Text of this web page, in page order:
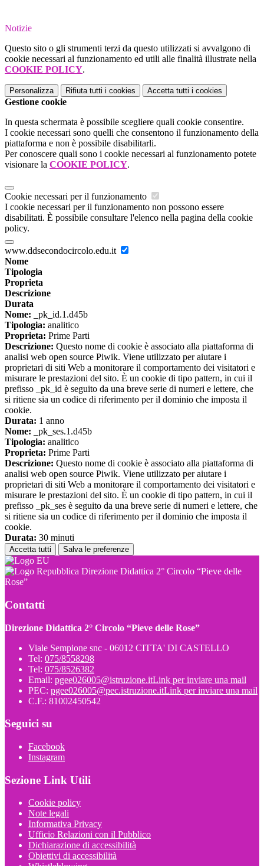
Notizie
Questo sito o gli strumenti terzi da questo utilizzati si avvalgono di
cookie necessari al funzionamento ed utili alle finalità illustrate nella
COOKIE POLICY.
Personalizza Rifiuta tutti i cookies Accetta tutti i cookies
Gestione cookie
In questa schermata è possibile scegliere quali cookie consentire.
I cookie necessari sono quelli che consentono il funzionamento della
piattaforma e non è possibile disabilitarli.
Per conoscere quali sono i cookie necessari al funzionamento potete
visionare la COOKIE POLICY.
Cookie necessari per il funzionamento
I cookie necessari per il funzionamento non possono essere
disabilitati. È possibile consultare l'elenco nella pagina della cookie
policy.
www.ddsecondocircolo.edu.it
Nome
Tipologia
Proprieta
Descrizione
Durata
Nome: _pk_id.1.d45b
Tipologia: analitico
Proprieta: Prime Parti
Descrizione: Questo nome di cookie è associato alla piattaforma di
analisi web open source Piwik. Viene utilizzato per aiutare i
proprietari di siti Web a monitorare il comportamento dei visitatori e
misurare le prestazioni del sito. È un cookie di tipo pattern, in cui il
prefisso _pk_id è seguito da una breve serie di numeri e lettere, che
si ritiene sia un codice di riferimento per il dominio che imposta il
cookie.
Durata: 1 anno
Nome: _pk_ses.1.d45b
Tipologia: analitico
Proprieta: Prime Parti
Descrizione: Questo nome di cookie è associato alla piattaforma di
analisi web open source Piwik. Viene utilizzato per aiutare i
proprietari di siti Web a monitorare il comportamento dei visitatori e
misurare le prestazioni del sito. È un cookie di tipo pattern, in cui il
prefisso _pk_ses è seguito da una breve serie di numeri e lettere, che
si ritiene sia un codice di riferimento per il dominio che imposta il
cookie.
Durata: 30 minuti
Accetta tutti Salva le preferenze
Direzione Didattica 2° Circolo “Pieve delle
Rose”
Contatti
Direzione Didattica 2° Circolo “Pieve delle Rose”
Viale Sempione snc - 06012 CITTA' DI CASTELLO
Tel: 075/8558298
Tel: 075/8526382
Email: pgee026005@istruzione.itLink per inviare una mail
PEC: pgee026005@pec.istruzione.itLink per inviare una mail
C.F.: 81002450542
Seguici su
Facebook
Instagram
Sezione Link Utili
Cookie policy
Note legali
Informativa Privacy
Ufficio Relazioni con il Pubblico
Dichiarazione di accessibilità
Obiettivi di accessibilità